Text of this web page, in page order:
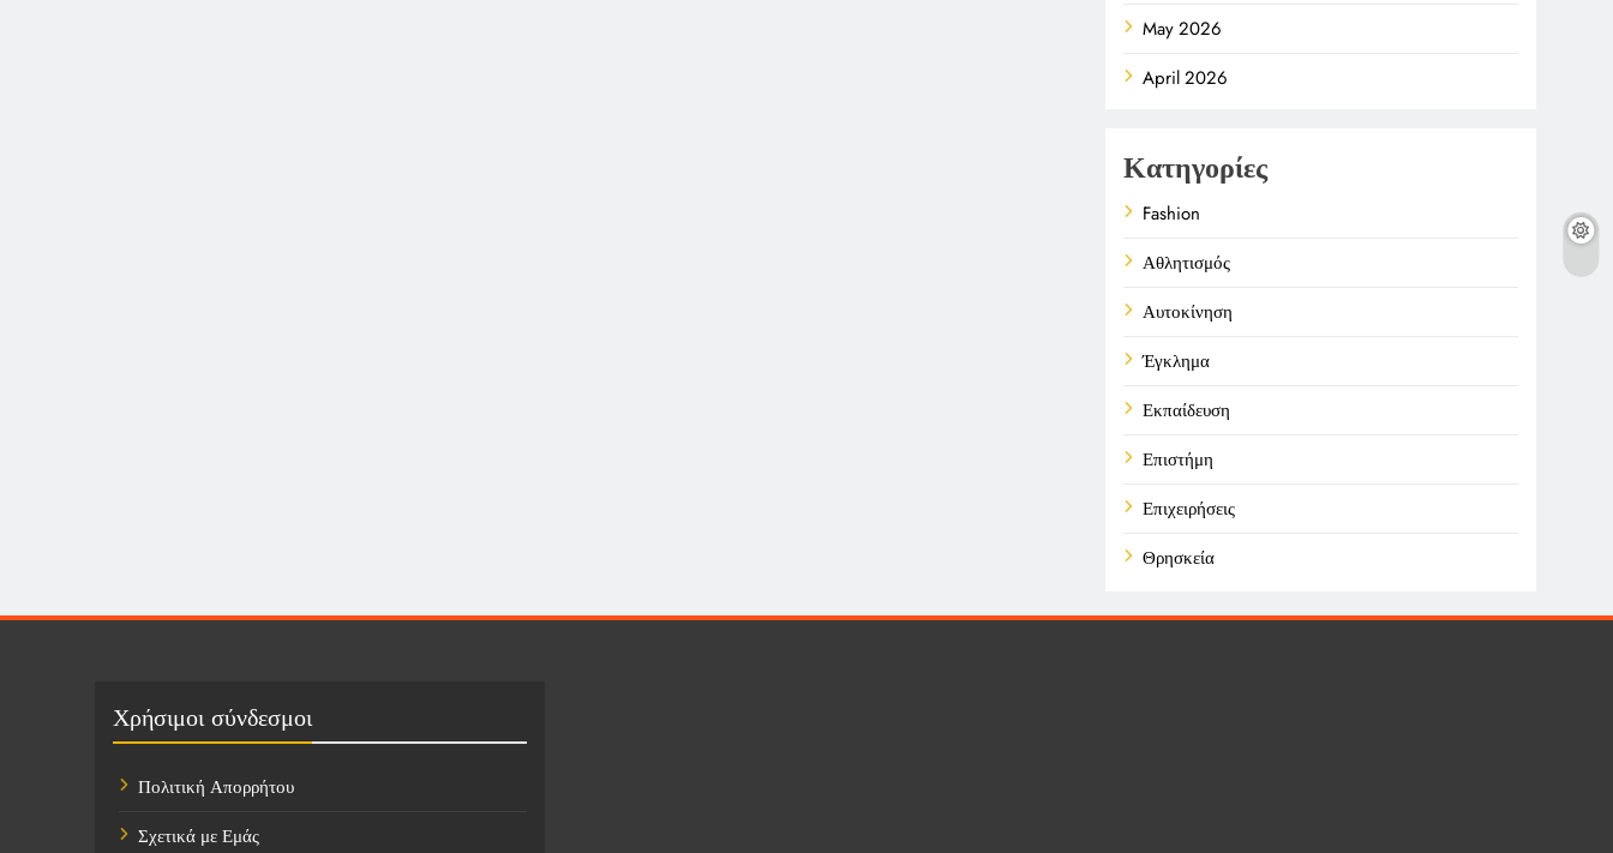
May 2026
April 2026
Κατηγορίες
Fashion
Αθλητισμός
Αυτοκίνηση
Έγκλημα
Εκπαίδευση
Επιστήμη
Επιχειρήσεις
Θρησκεία
Χρήσιμοι σύνδεσμοι
Πολιτική Απορρήτου
Σχετικά με Εμάς